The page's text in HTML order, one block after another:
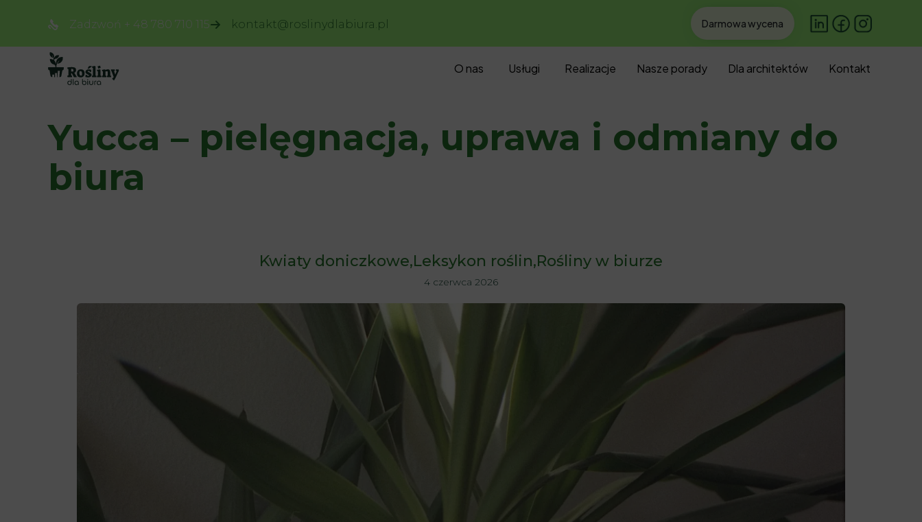
Zadzwoń + 48 780 710 115 kontakt@roslinydlabiura.pl Darmowa wycena
O nas Usługi Realizacje Nasze porady Dla architektów Kontakt
Yucca – pielęgnacja, uprawa i odmiany do
biura
Kwiaty doniczkowe Leksykon roślin Rośliny w biurze
4 czerwca 2026